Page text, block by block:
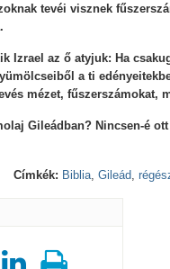
tevéi visznek
Izrael az ő atyjuk: Ha
a ti
mézet, fűszerszámokat,
Gileádban? Nincsen-é
Címkék: Biblia, Gileád,